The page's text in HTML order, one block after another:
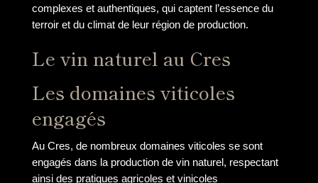
complexes et authentiques, qui captent l’essence du
terroir et du climat de leur région de production.
Le vin naturel au Cres
Les domaines viticoles
engagés
Au Cres, de nombreux domaines viticoles se sont
engagés dans la production de vin naturel, respectant
ainsi des pratiques agricoles et vinicoles